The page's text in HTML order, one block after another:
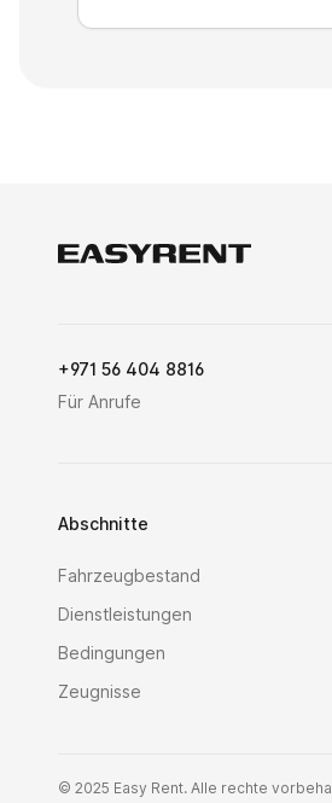
Easy Rent
+971 56 404 8816
Für Anrufe
Abschnitte
Fahrzeugbestand
Dienstleistungen
Bedingungen
Zeugnisse
© 2025 Easy Rent. Alle rechte